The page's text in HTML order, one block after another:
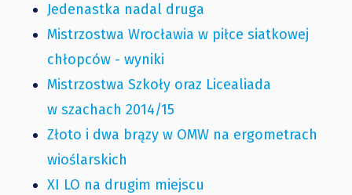
Jedenastka nadal druga
Mistrzostwa Wrocławia w piłce siatkowej
chłopców - wyniki
Mistrzostwa Szkoły oraz Licealiada
w szachach 2014/15
Złoto i dwa brązy w OMW na ergometrach
wioślarskich
XI LO na drugim miejscu